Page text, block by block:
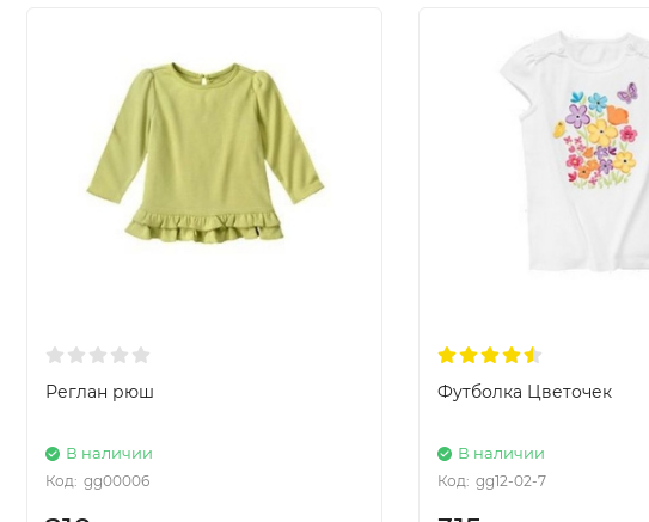
Реглан рюш
В наличии
Код: gg00006
Футболка Цветочек
В наличии
Код: gg12-02-7